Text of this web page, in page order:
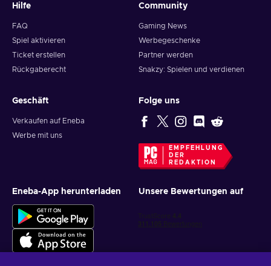
Hilfe
FAQ
Spiel aktivieren
Ticket erstellen
Rückgaberecht
Community
Gaming News
Werbegeschenke
Partner werden
Snakzy: Spielen und verdienen
Geschäft
Verkaufen auf Eneba
Werbe mit uns
Folge uns
EMPFEHLUNG
DER
REDAKTION
Eneba-App herunterladen Unsere Bewertungen auf